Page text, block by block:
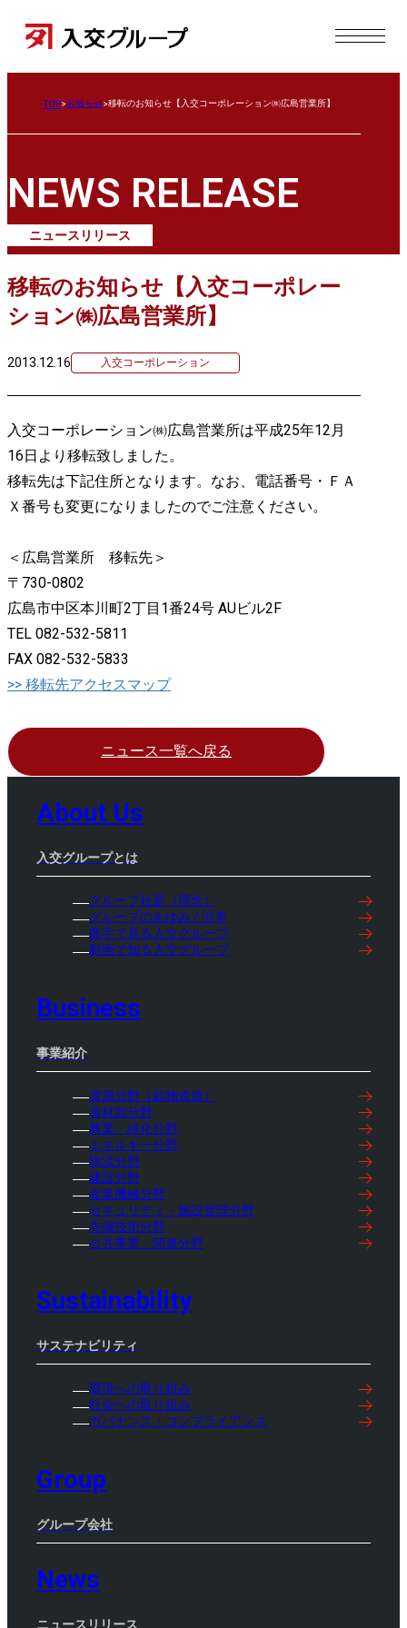
TOP お知らせ 移転のお知らせ【入交コーポレーション㈱広島営業所】
NEWS RELEASE
ニュースリリース
移転のお知らせ【入交コーポレー
ション㈱広島営業所】
2013.12.16 入交コーポレーション
入交コーポレーション㈱広島営業所は平成25年12月
16日より移転致しました。
移転先は下記住所となります。なお、電話番号・ＦＡ
Ｘ番号も変更になりましたのでご注意ください。
＜広島営業所 移転先＞
〒730-0802
広島市中区本川町2丁目1番24号 AUビル2F
TEL 082-532-5811
FAX 082-532-5833
>> 移転先アクセスマップ
ニュース一覧へ戻る
About Us
入交グループとは
グループ社是（理念）
グループのあゆみ / 沿革
数字で見る入交グループ
動画で知る入交グループ
Business
事業紹介
資源分野（鉱物資源）
資材卸分野
農業・緑化分野
エネルギー分野
物流分野
建設分野
産業機械分野
セキュリティ・施設管理分野
先端技術分野
公共事業・関連分野
Sustainability
サステナビリティ
環境への取り組み
社会への取り組み
ガバナンス・コンプライアンス
Group
グループ会社
News
ニュースリリース